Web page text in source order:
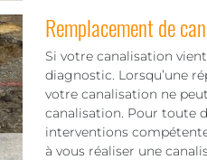
Remplacement de
Si votre canalisation
diagnostic. Lorsqu’une
votre canalisation ne
canalisation. Pour toute
interventions
à vous réaliser une